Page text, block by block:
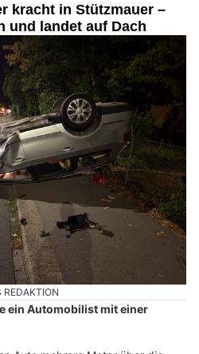
kracht in Stützmauer –
und landet auf Dach
REDAKTION
ein Automobilist mit einer